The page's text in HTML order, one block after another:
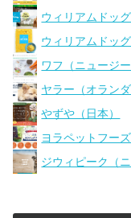
ウィリアムドッ
ウィリアムドッ
ワフ（ニュージー
ヤラー（オランダ
やずや（日本）
ヨラペットフー
ジウィピーク（